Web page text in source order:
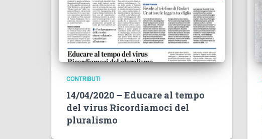
CONTRIBUTI
14/04/2020 – Educare al tempo
del virus Ricordiamoci del
pluralismo